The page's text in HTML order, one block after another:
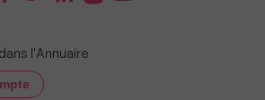
l'Annuaire